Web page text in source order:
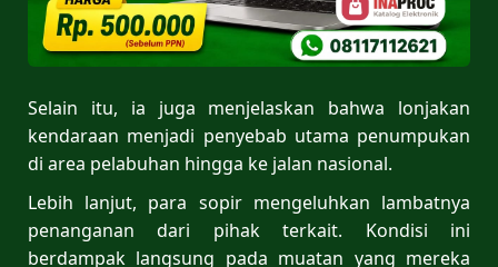
Selain itu, ia juga menjelaskan bahwa lonjakan
kendaraan menjadi penyebab utama penumpukan
di area pelabuhan hingga ke jalan nasional.
Lebih lanjut, para sopir mengeluhkan lambatnya
penanganan dari pihak terkait. Kondisi ini
berdampak langsung pada muatan yang mereka